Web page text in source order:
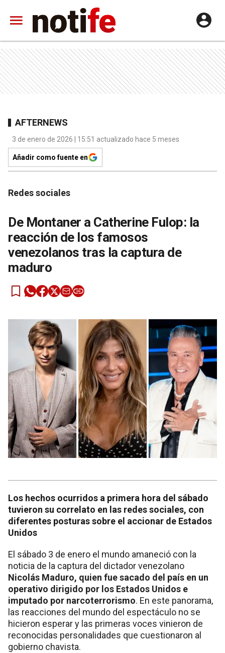
AFTERNEWS
3 de enero de 2026 | 15:51 actualizado hace 5 meses
Añadir como fuente en
Redes sociales
De Montaner a Catherine Fulop: la
reacción de los famosos
venezolanos tras la captura de
maduro
Los hechos ocurridos a primera hora del sábado
tuvieron su correlato en las redes sociales, con
diferentes posturas sobre el accionar de Estados
Unidos
El sábado 3 de enero el mundo amaneció con la
noticia de la captura del dictador venezolano
Nicolás Maduro, quien fue sacado del país en un
operativo dirigido por los Estados Unidos e
imputado por narcoterrorismo. En este panorama,
las reacciones del mundo del espectáculo no se
hicieron esperar y las primeras voces vinieron de
reconocidas personalidades que cuestionaron al
gobierno chavista.